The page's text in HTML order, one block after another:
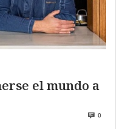
el mundo a
0